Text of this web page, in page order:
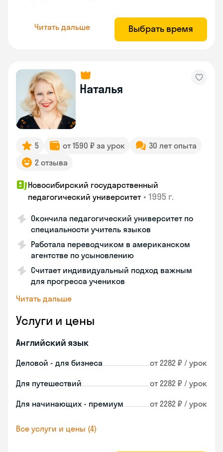
Читать дальше Выбрать время
Наталья
5 от 1590 ₽ за урок
30 лет опыта
2 отзыва
Новосибирский государственный
педагогический университет • 1995 г.
Окончила педагогический университет по
специальности учитель языков
Работала переводчиком в американском
агентстве по усыновлению
Считает индивидуальный подход важным
для прогресса учеников
Читать дальше
Услуги и цены
Английский язык
Деловой - для бизнеса от 2282 ₽ / урок
Для путешествий от 2282 ₽ / урок
Для начинающих - премиум от 2282 ₽ / урок
Все услуги и цены (4)